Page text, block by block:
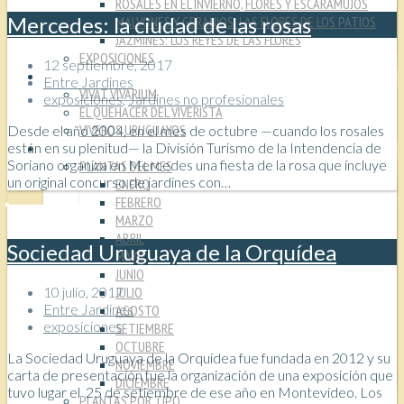
ROSALES EN EL INVIERNO, FLORES Y ESCARAMUJOS
MALVONES Y GERANIOS: LAS FLORES DE LOS PATIOS
JAZMINES: LOS REYES DE LAS FLORES
EXPOSICIONES
VIVEROS
VIVAT VIVARIUM
EL QUEHACER DEL VIVERISTA
VIVEROS URUGUAYOS
PLANTAS
PLANTAS DEL MES
ENERO
FEBRERO
MARZO
ABRIL
MAYO
JUNIO
JULIO
AGOSTO
SETIEMBRE
OCTUBRE
NOVIEMBRE
DICIEMBRE
PLANTAS POR TIPO
Mercedes: la ciudad de las rosas
12 septiembre, 2017
Entre Jardines
exposiciones,Jardines no profesionales
Desde el año 2004, en el mes de octubre —cuando los rosales
están en su plenitud— la División Turismo de la Intendencia de
Soriano organiza en Mercedes una fiesta de la rosa que incluye
un original concurso de jardines con…
Sociedad Uruguaya de la Orquídea
10 julio, 2017
Entre Jardines
exposiciones
La Sociedad Uruguaya de la Orquídea fue fundada en 2012 y su
carta de presentación fue la organización de una exposición que
tuvo lugar el 25 de setiembre de ese año en Montevideo. Los